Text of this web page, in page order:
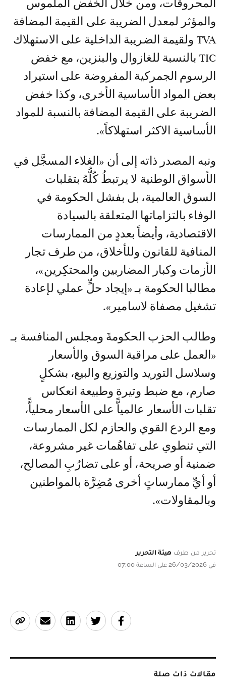
المحروقات، ومن خلال الخفض الملموس
والمؤثر لمعدل الضريبة على القيمة المضافة
TVA ولقيمة الضريبة الداخلية على الاستهلاك
TIC بالنسبة للغازوال والبنزين، مع خفض
الرسوم الجمركية المفروضة على استيراد
بعض المواد الأساسية الأخرى، وكذا خفض
الضريبة على القيمة المضافة بالنسبة للمواد
الأساسية الاكثر استهلاكاً».
ونبه المصدر ذاته إلى أن «الغلاء المسجَّل في
الأسواق الوطنية لا يرتبطُ كُلُّهُ بتقلبات
السوق العالمية، بل بفشل الحكومة في
الوفاء بالتزاماتها المتعلقة بالسيادة
الاقتصادية، وأيضاً بعددٍ من الممارسات
المنافية للقانون وللأخلاق، من طرف تجار
الأزمات وكبار المضاربين والمحتكِرين»،
مطالبا الحكومة بـ «إيجاد حلٍّ عملي لإعادة
تشغيل مصفاة لاسامير».
وطالب الحزب الحكومةَ ومجلس المنافسة بـ
«العمل على مراقبة السوق والأسعار
وسلاسل التوريد والتوزيع والبيع، بشكلٍ
صارم، مع ضبط وتيرة وطبيعة انعكاس
تقلبات الأسعار عالمياًّ على الأسعار محلياًّ،
ومع الردع القوي والحازم لكل الممارسات
التي تنطوي على تفاهُمات غير مشروعة،
ضمنية أو صريحة، أو على تضارُبِ المصالح،
أو أيِّ ممارساتٍ أخرى مُضِرَّة بالمواطنين
وبالمقاولات».
تحرير من طرف هيئة التحرير
في 26/03/2026 على الساعة 07:00
مقالات ذات صلة